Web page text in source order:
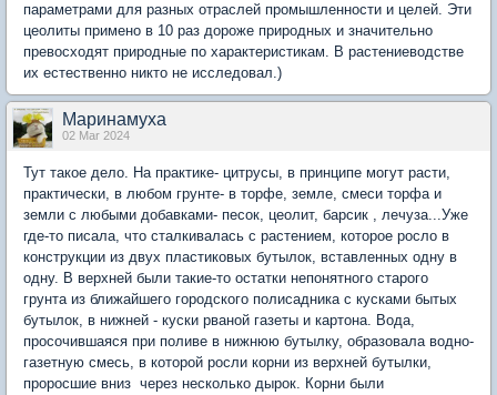
параметрами для разных отраслей промышленности и целей. Эти
цеолиты примено в 10 раз дороже природных и значительно
превосходят природные по характеристикам. В растениеводстве
их естественно никто не исследовал.)
Маринамуха
02 Mar 2024
Тут такое дело. На практике- цитрусы, в принципе могут расти,
практически, в любом грунте- в торфе, земле, смеси торфа и
земли с любыми добавками- песок, цеолит, барсик , лечуза...Уже
где-то писала, что сталкивалась с растением, которое росло в
конструкции из двух пластиковых бутылок, вставленных одну в
одну. В верхней были такие-то остатки непонятного старого
грунта из ближайшего городского полисадника с кусками бытых
бутылок, в нижней - куски рваной газеты и картона. Вода,
просочившаяся при поливе в нижнюю бутылку, образовала водно-
газетную смесь, в которой росли корни из верхней бутылки,
проросшие вниз через несколько дырок. Корни были